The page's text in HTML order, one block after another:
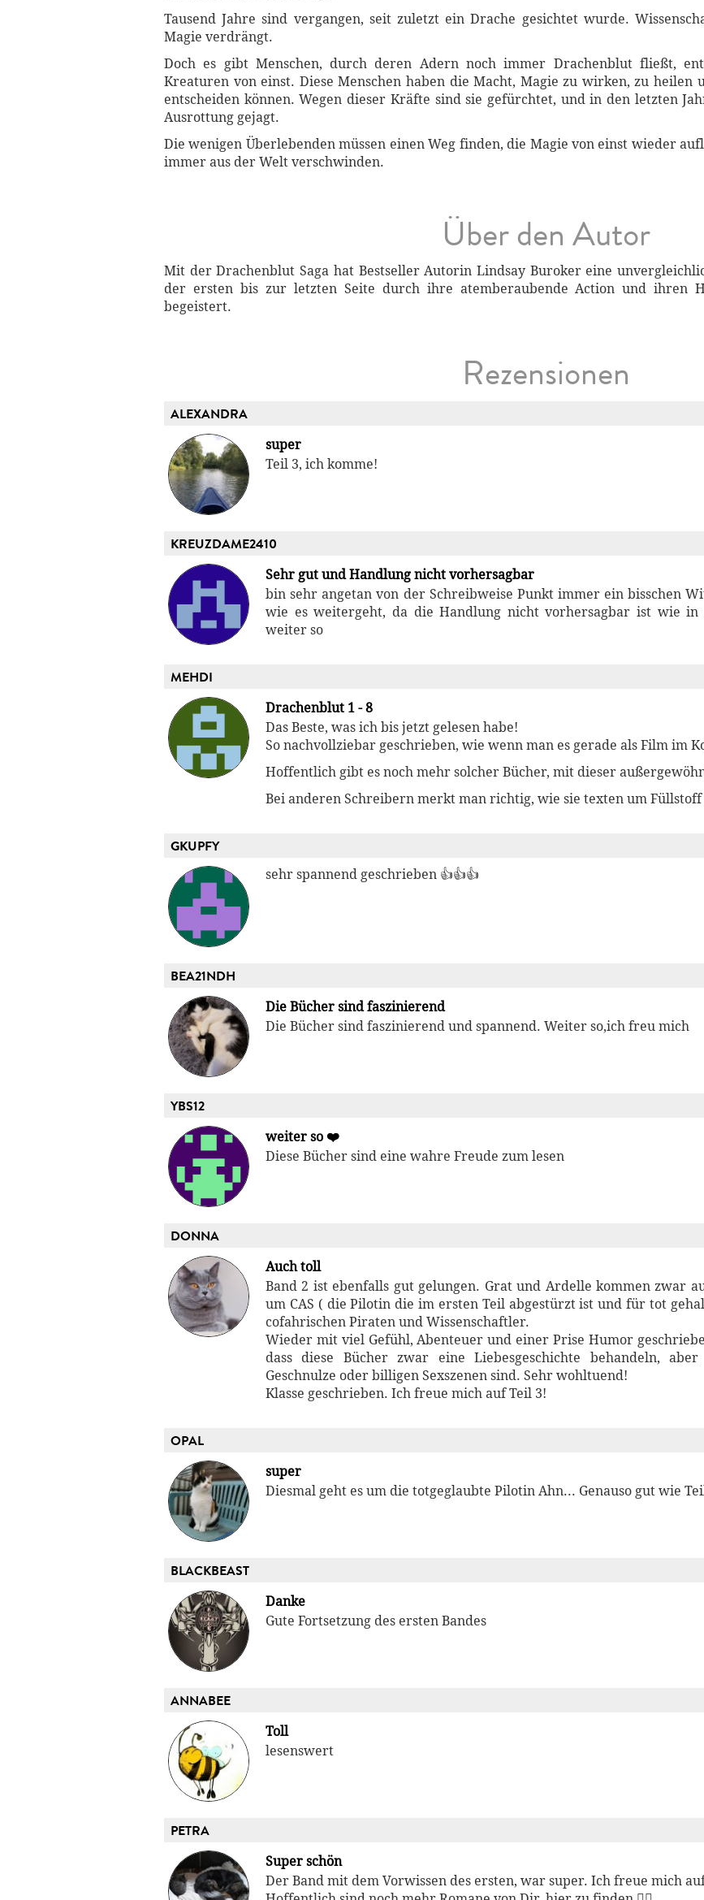
Tausend Jahre sind vergangen, seit zuletzt ein Drache gesichtet wurde.
Magie verdrängt.
Doch es gibt Menschen, durch deren Adern noch immer Drachenblut fließt,
Kreaturen von einst. Diese Menschen haben die Macht, Magie zu wirken, zu heilen
entscheiden können. Wegen dieser Kräfte sind sie gefürchtet, und in den letzten
Ausrottung gejagt.
Die wenigen Überlebenden müssen einen Weg finden, die Magie von einst wieder
immer aus der Welt verschwinden.
Über den Autor
Mit der Drachenblut Saga hat Bestseller Autorin Lindsay Buroker eine
der ersten bis zur letzten Seite durch ihre atemberaubende Action und ihren
begeistert.
Rezensionen
ALEXANDRA
super
Teil 3, ich komme!
KREUZDAME2410
Sehr gut und Handlung nicht vorhersagbar
bin sehr angetan von der Schreibweise Punkt immer ein bisschen
wie es weitergeht, da die Handlung nicht vorhersagbar ist wie in
weiter so
MEHDI
Drachenblut 1 - 8
Das Beste, was ich bis jetzt gelesen habe!
So nachvollziebar geschrieben, wie wenn man es gerade als Film im
Hoffentlich gibt es noch mehr solcher Bücher, mit dieser
Bei anderen Schreibern merkt man richtig, wie sie texten um
GKUPFY
sehr spannend geschrieben 👍👍👍
BEA21NDH
Die Bücher sind faszinierend
Die Bücher sind faszinierend und spannend. Weiter so,ich freu mich
YBS12
weiter so ❤️
Diese Bücher sind eine wahre Freude zum lesen
DONNA
Auch toll
Band 2 ist ebenfalls gut gelungen. Grat und Ardelle kommen zwar
um CAS ( die Pilotin die im ersten Teil abgestürzt ist und für tot
cofahrischen Piraten und Wissenschaftler.
Wieder mit viel Gefühl, Abenteuer und einer Prise Humor
dass diese Bücher zwar eine Liebesgeschichte behandeln,
Geschnulze oder billigen Sexszenen sind. Sehr wohltuend!
Klasse geschrieben. Ich freue mich auf Teil 3!
OPAL
super
Diesmal geht es um die totgeglaubte Pilotin Ahn... Genauso gut wie
BLACKBEAST
Danke
Gute Fortsetzung des ersten Bandes
ANNABEE
Toll
lesenswert
PETRA
Super schön
Der Band mit dem Vorwissen des ersten, war super. Ich freue mich